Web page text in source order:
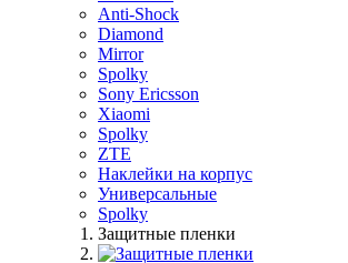
Anti-Shock
Diamond
Mirror
Spolky
Sony Ericsson
Xiaomi
Spolky
ZTE
Наклейки на корпус
Универсальные
Spolky
Защитные пленки